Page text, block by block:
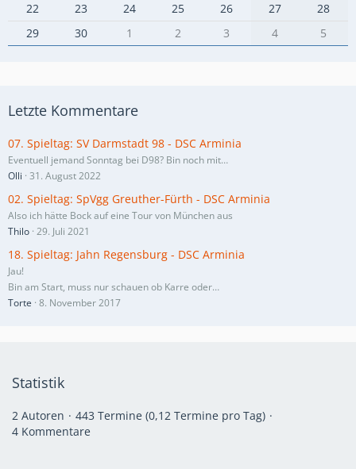
22
23 24 25 26 27
28
29
30 1 2 3 4 5
Letzte Kommentare
07. Spieltag: SV Darmstadt 98 - DSC Arminia
Eventuell jemand Sonntag bei D98? Bin noch mit…
Olli 31. August 2022
02. Spieltag: SpVgg Greuther-Fürth - DSC Arminia
Also ich hätte Bock auf eine Tour von München aus
Thilo 29. Juli 2021
18. Spieltag: Jahn Regensburg - DSC Arminia
Jau!
Bin am Start, muss nur schauen ob Karre oder…
Torte 8. November 2017
Statistik
2 Autoren
443 Termine (0,12 Termine pro Tag)
4 Kommentare